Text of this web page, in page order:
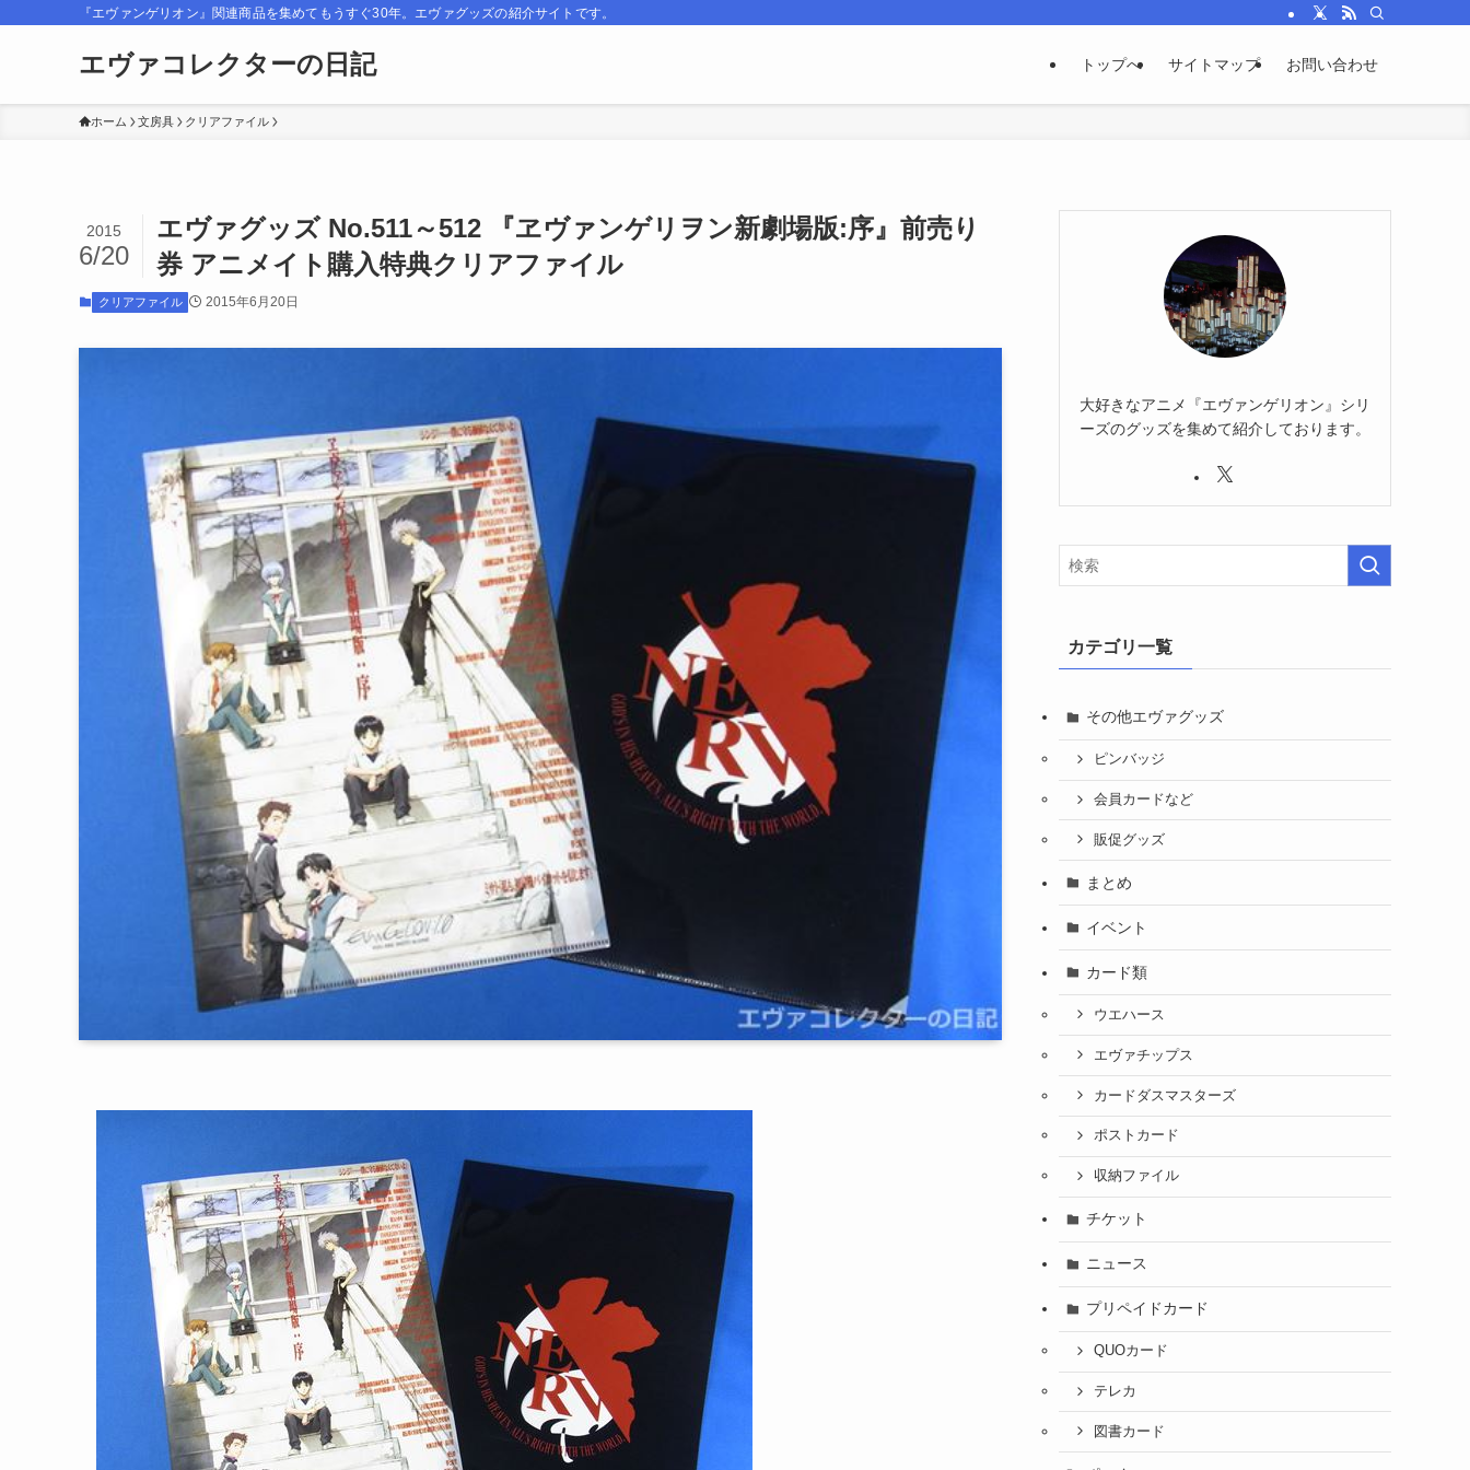
『エヴァンゲリオン』関連商品を集めてもうすぐ30年。エヴァグッズの紹介サイトです。
エヴァコレクターの日記 トップへ サイトマップ お問い合わせ
ホーム 文房具 クリアファイル
エヴァグッズ No.511～512 『ヱヴァンゲリヲン新劇場版:序』前売り
券 アニメイト購入特典クリアファイル
2015
6/20
クリアファイル 2015年6月20日
大好きなアニメ『エヴァンゲリオン』シリ
ーズのグッズを集めて紹介しております。
カテゴリ一覧
その他エヴァグッズ
ピンバッジ
会員カードなど
販促グッズ
まとめ
イベント
カード類
ウエハース
エヴァチップス
カードダスマスターズ
ポストカード
収納ファイル
チケット
ニュース
プリペイドカード
QUOカード
テレカ
図書カード